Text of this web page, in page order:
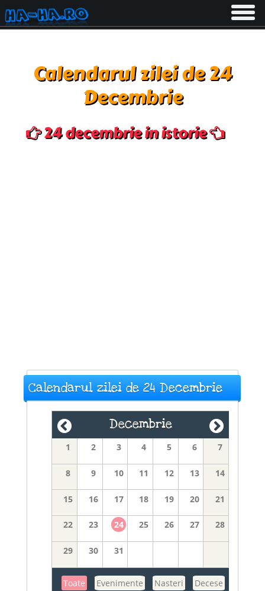
Toggle
Calendarul zilei de 24
Decembrie
24 decembrie in istorie
Calendarul zilei de 24 Decembrie
Decembrie
1 2 3 4 5 6 7
8 9 10 11 12 13 14
15 16 17 18 19 20 21
22 23 24 25 26 27 28
29 30 31
Toate Evenimente Nasteri Decese